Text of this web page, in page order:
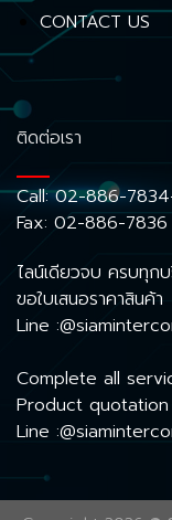
CONTACT US
ติดต่อเรา
Call:02-886-
Fax: 02-886-7836
ไลน์เดียวจบ ครบทุก
ขอใบเสนอราคาสินค้า
Line
Complete all
Product
Line